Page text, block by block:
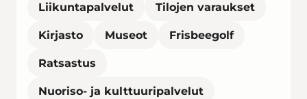
Liikuntapalvelut Tilojen varaukset
Kirjasto Museot Frisbeegolf
Ratsastus
Nuoriso- ja kulttuuripalvelut